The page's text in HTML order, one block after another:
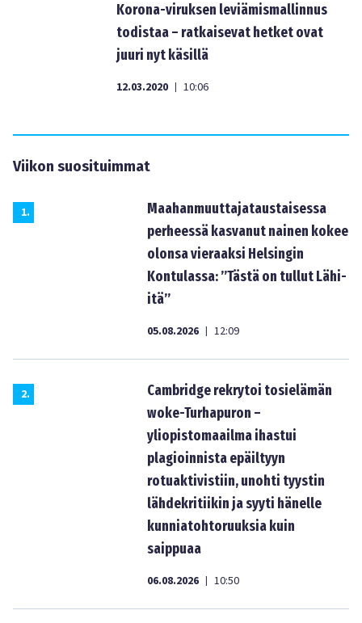
Korona-viruksen leviämismallinnus
todistaa – ratkaisevat hetket ovat
juuri nyt käsillä
12.03.2020 | 10:06
Viikon suosituimmat
1.
Maahanmuuttajataustaisessa
perheessä kasvanut nainen kokee
olonsa vieraaksi Helsingin
Kontulassa: ”Tästä on tullut Lähi-
itä”
05.08.2026 | 12:09
2.
Cambridge rekrytoi tosielämän
woke-Turhapuron –
yliopistomaailma ihastui
plagioinnista epäiltyyn
rotuaktivistiin, unohti tyystin
lähdekritiikin ja syyti hänelle
kunniatohtoruuksia kuin
saippuaa
06.08.2026 | 10:50